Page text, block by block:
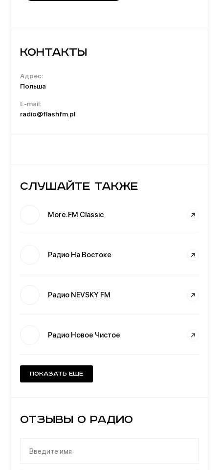
Контакты
Адрес:
Польша
E-mail:
radio@flashfm.pl
Слушайте также
More.FM Classic
Радио На Востоке
Радио NEVSKY FM
Радио Новое Чистое
Показать еще
Отзывы о Радио